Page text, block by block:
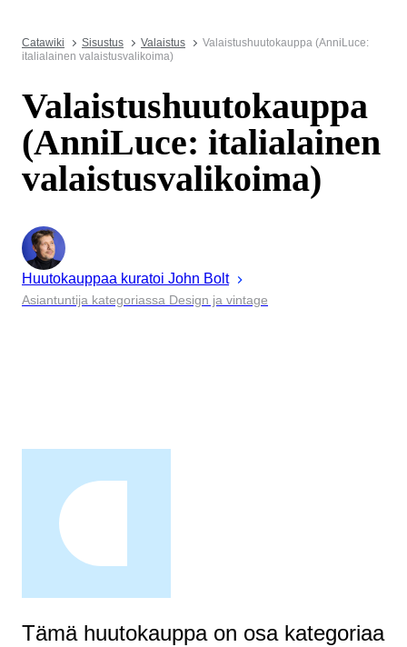
Catawiki Sisustus Valaistus
Valaistushuutokauppa (AnniLuce:
italialainen valaistusvalikoima)
Valaistushuutokauppa
(AnniLuce: italialainen
valaistusvalikoima)
Huutokauppaa kuratoi John Bolt
Asiantuntija kategoriassa Design ja vintage
Tämä huutokauppa on osa kategoriaa